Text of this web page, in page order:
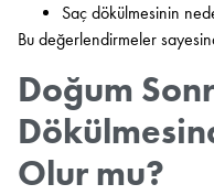
Saç dökülmesinin
Bu değerlendirmeler
Doğum
Olur mu?